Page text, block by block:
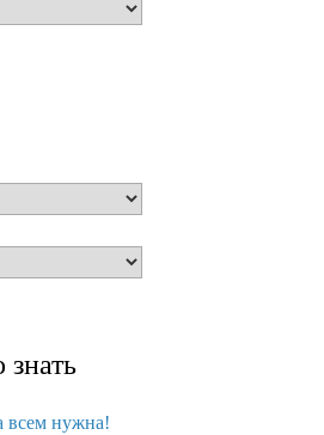
знать
всем нужна!